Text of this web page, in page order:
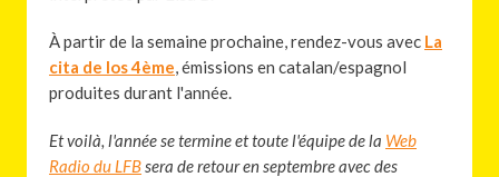
À partir de la semaine prochaine, rendez-vous avec La
cita de los 4ème, émissions en catalan/espagnol
produites durant l'année.
Et voilà, l'année se termine et toute l'équipe de la Web
Radio du LFBsera de retour en septembre avec des